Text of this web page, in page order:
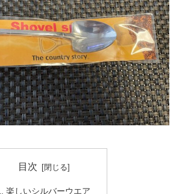
目次
楽しいシルバーウエア